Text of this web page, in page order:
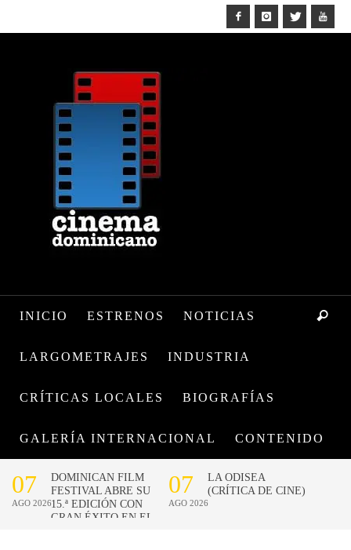
INICIO ESTRENOS NOTICIAS
LARGOMETRAJES INDUSTRIA
CRÍTICAS LOCALES BIOGRAFÍAS
GALERÍA INTERNACIONAL CONTENIDO